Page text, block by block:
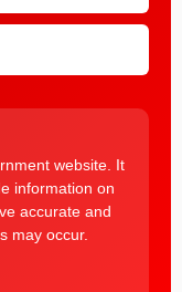
website. It
information on
accurate and
may occur.